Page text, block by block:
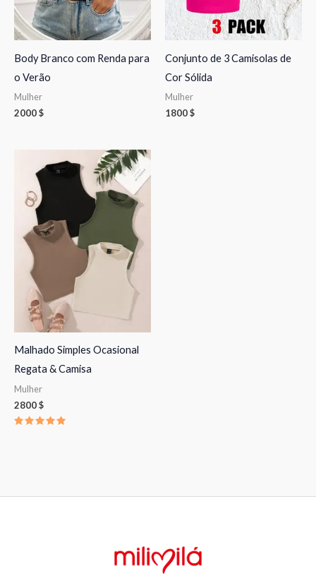
Body Branco com Renda para
o Verão
Mulher
2000$
Conjunto de 3 Camisolas de
Cor Sólida
Mulher
1800$
Malhado Simples Ocasional
Regata & Camisa
Mulher
2800$